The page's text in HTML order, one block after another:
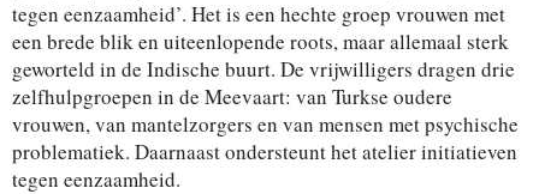
tegen eenzaamheid’. Het is een hechte groep vrouwen met
een brede blik en uiteenlopende roots, maar allemaal sterk
geworteld in de Indische buurt. De vrijwilligers dragen drie
zelfhulpgroepen in de Meevaart: van Turkse oudere
vrouwen, van mantelzorgers en van mensen met psychische
problematiek. Daarnaast ondersteunt het atelier initiatieven
tegen eenzaamheid.